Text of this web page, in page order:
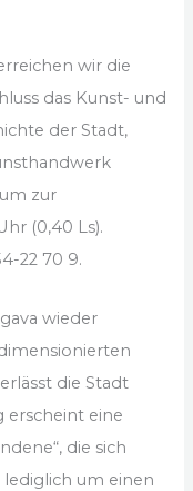
wir die
das Kunst- und
der Stadt,
zur
(0,40 Ls).
22 70 9.
wieder
die Stadt
erscheint eine
die sich
um einen